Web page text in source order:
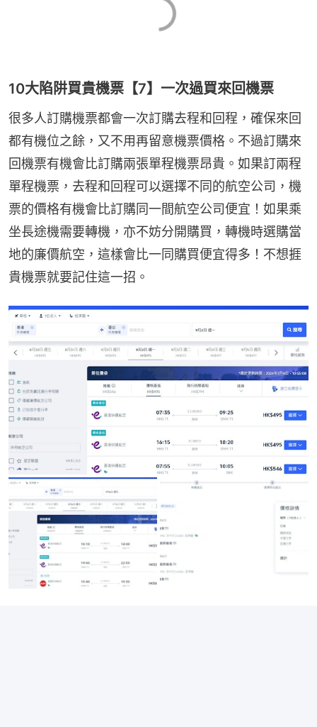
10大陷阱買貴機票【7】一次過買來回機票
很多人訂購機票都會一次訂購去程和回程，確保來回
都有機位之餘，又不用再留意機票價格。不過訂購來
回機票有機會比訂購兩張單程機票昂貴。如果訂兩程
單程機票，去程和回程可以選擇不同的航空公司，機
票的價格有機會比訂購同一間航空公司便宜！如果乘
坐長途機需要轉機，亦不妨分開購買，轉機時選購當
地的廉價航空，這樣會比一同購買便宜得多！不想捱
貴機票就要記住這一招。